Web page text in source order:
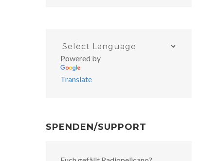
Powered by
Translate
SPENDEN/SUPPORT